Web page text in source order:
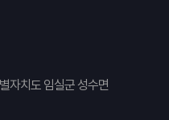
자치도 임실군 성수면